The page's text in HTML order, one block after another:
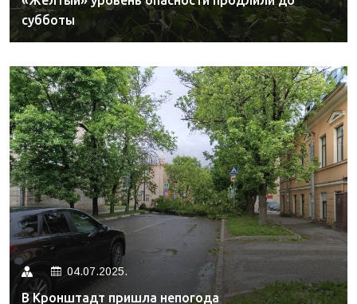
субботы
04.07.2025.
В Кронштадт пришла непогода